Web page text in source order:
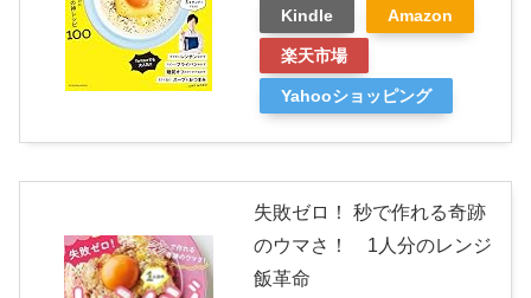
Kindle Amazon
楽天市場
Yahooショッピング
失敗ゼロ！ 秒で作れる奇跡
のウマさ！ 1人分のレンジ
飯革命